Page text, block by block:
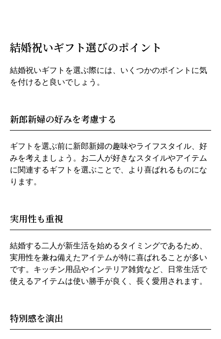
結婚祝いギフト選びのポイント
結婚祝いギフトを選ぶ際には、いくつかのポイントに気
を付けると良いでしょう。
新郎新婦の好みを考慮する
ギフトを選ぶ前に新郎新婦の趣味やライフスタイル、好
みを考えましょう。お二人が好きなスタイルやアイテム
に関連するギフトを選ぶことで、より喜ばれるものにな
ります。
実用性も重視
結婚する二人が新生活を始めるタイミングであるため、
実用性を兼ね備えたアイテムが特に喜ばれることが多い
です。キッチン用品やインテリア雑貨など、日常生活で
使えるアイテムは使い勝手が良く、長く愛用されます。
特別感を演出